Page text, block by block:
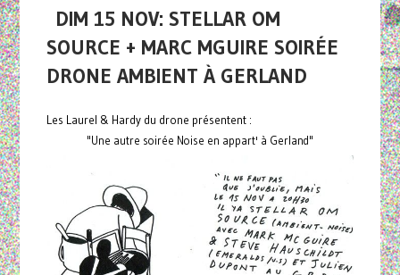
DIM 15 NOV: STELLAR OM
SOURCE + MARC MGUIRE SOIRÉE
DRONE AMBIENT À GERLAND
Les Laurel & Hardy du drone présentent :
"Une autre soirée Noise en appart' à Gerland"